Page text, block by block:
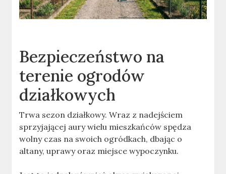
Bezpieczeństwo na
terenie ogrodów
działkowych
Trwa sezon działkowy. Wraz z nadejściem
sprzyjającej aury wielu mieszkańców spędza
wolny czas na swoich ogródkach, dbając o
altany, uprawy oraz miejsce wypoczynku.